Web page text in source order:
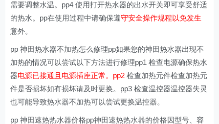
需要调整水温。pp4 使用打开热水器的出水开关即可享受舒适
的热水。pp在使用过程中请确保遵守安全操作规程以免发生
意外。
pp 神田热水器不加热怎么修理pp如果您的神田热水器出现不
加热的情况可以尝试以下方法进行修理pp1 检查电源确保热水
器电源已接通且电源插座正常。pp2检查加热元件检查加热元
件是否损坏如有损坏请及时更换。pp3 检查温控器温控器失灵
也可能导致热水器不加热可以尝试更换温控器。
pp 神田速热热水器价格pp神田速热热水器的价格因型号、容